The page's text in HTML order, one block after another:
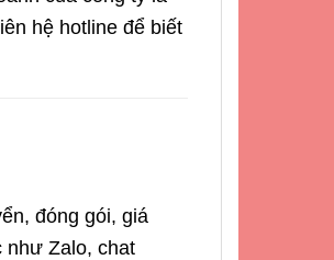
hệ hotline để biết
đóng gói, giá
như Zalo, chat